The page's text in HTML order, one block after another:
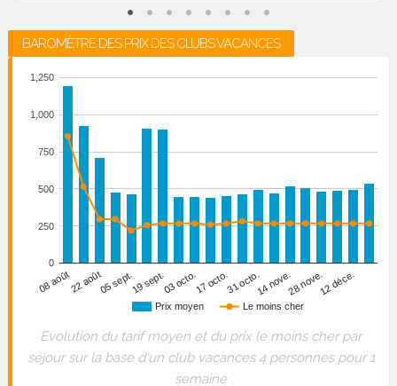
BAROMÈTRE DES PRIX DES CLUBS VACANCES
Prix moyen Le moins cher
08 août22 août05 sept.19 sept.03 octo.17 octo.31 octo.14 nove.28 nove.12 déce.
0
250
500
750
1,000
1,250
Evolution du tarif moyen et du prix le moins cher par
séjour sur la base d'un club vacances 4 personnes pour 1
semaine